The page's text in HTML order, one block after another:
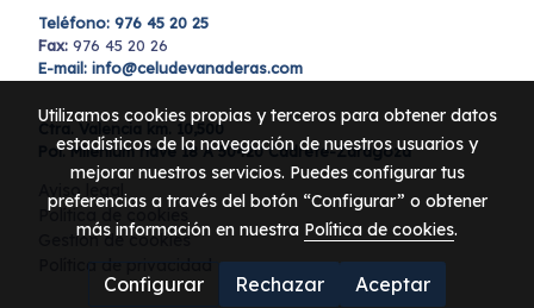
Teléfono: 976 45 20 25
Fax: 976 45 20 26
E-mail: info@celudevanaderas.com
Ctra. Valencia km. 10,500
Pol. Milenium nave 18 A 50420 Cadrete-Zaragoza
Aviso legal
Política de cookies
Gestión de cookies
Política de privacidad
Utilizamos cookies propias y terceros para obtener datos
estadísticos de la navegación de nuestros usuarios y
mejorar nuestros servicios. Puedes configurar tus
preferencias a través del botón “Configurar” o obtener
más información en nuestra Política de cookies.
Configurar Rechazar Aceptar